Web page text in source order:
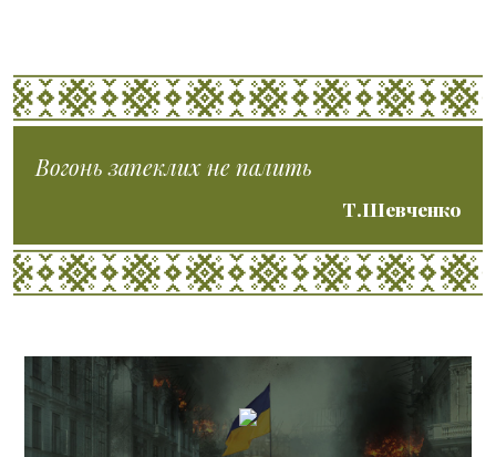
Вогонь запеклих не палить
Т.Шевченко